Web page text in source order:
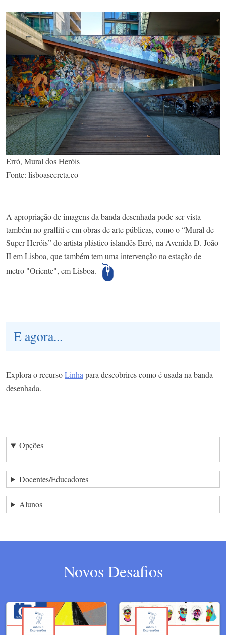
Erró, Mural dos Heróis
Fonte: lisboasecreta.co
A apropriação de imagens da banda desenhada pode ser vista
também no graffiti e em obras de arte públicas, como o “Mural de
Super-Heróis” do artista plástico islandês Erró, na Avenida D. João
II em Lisboa, que também tem uma intervenção na estação de
metro "Oriente", em Lisboa.
E agora...
Explora o recursoLinhapara descobrires como é usada na banda
desenhada.
Opções
Docentes/Educadores
Alunos
Novos Desafios